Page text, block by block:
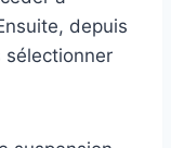
depuis
sélectionner